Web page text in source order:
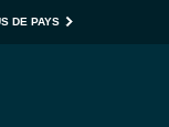
DE PAYS